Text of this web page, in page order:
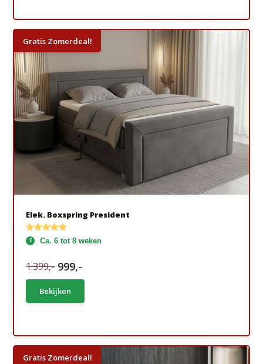
Gratis Zomerdeal!
Elek. Boxspring President
Ca. 6 tot 8 weken
1.399,- 999,-
Bekijken
Gratis Zomerdeal!